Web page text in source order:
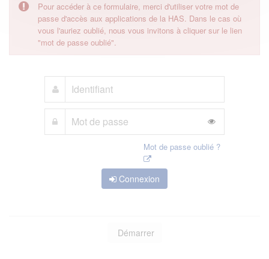
Pour accéder à ce formulaire, merci d'utiliser votre mot de
passe d'accès aux applications de la HAS. Dans le cas où
vous l'auriez oublié, nous vous invitons à cliquer sur le lien
"mot de passe oublié".
Mot de passe oublié ?
Connexion
Démarrer